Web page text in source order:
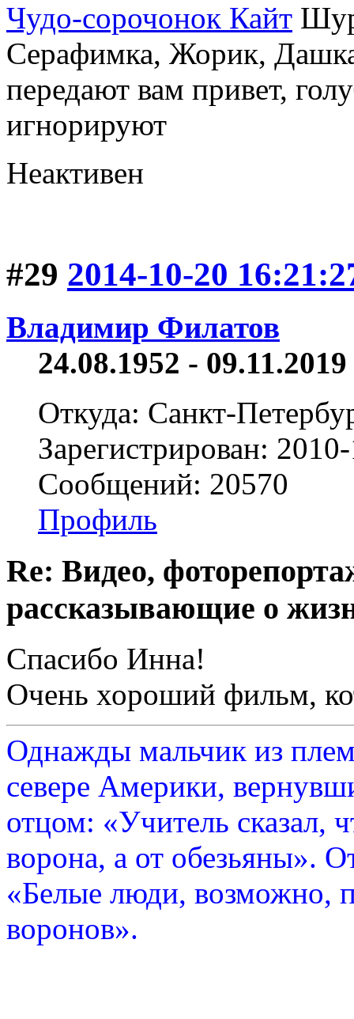
Чудо-сорочонок Кайт
Серафимка, Жорик,
передают вам привет,
игнорируют
Неактивен
#29 2014-10-20
Владимир Филатов
24.08.1952 -
Откуда: Санкт-
Зарегистрирован:
Сообщений: 20570
Профиль
Re: Видео,
рассказывающие о
Спасибо Инна!
Очень хороший фильм,
Однажды мальчик из
севере Америки,
отцом: «Учитель сказал,
ворона, а от обезьяны».
«Белые люди, возможно,
воронов».